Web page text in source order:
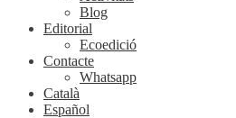
Blog
Editorial
Ecoedició
Contacte
Whatsapp
Català
Español